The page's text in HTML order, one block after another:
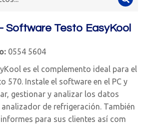
Software Testo EasyKool
0554 5604
es el complemento ideal para el
570. Instale el software en el PC y
gestionar y analizar los datos
de refrigeración. También
para sus clientes así com